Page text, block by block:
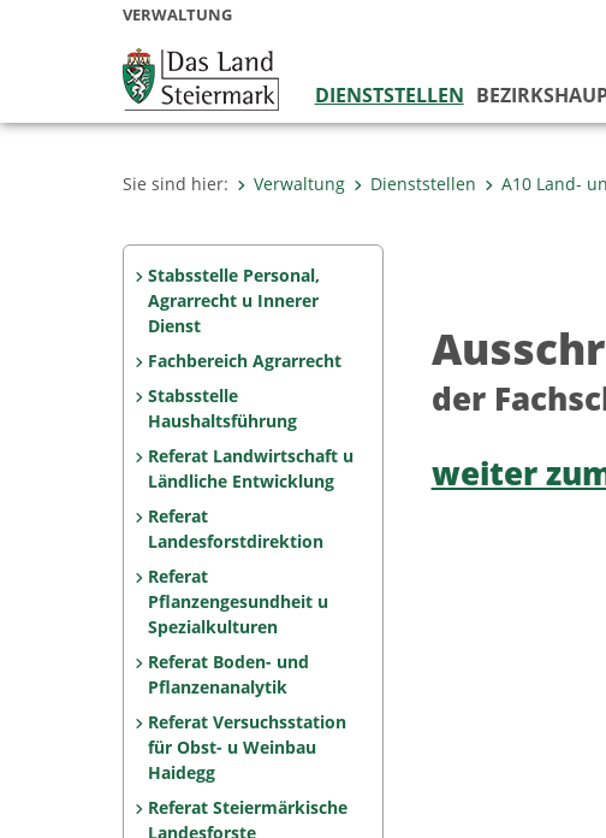
VERWALTUNG
DIENSTSTELLEN
Sie sind hier: Verwaltung Dienststellen A10 Land-
Stabsstelle Personal,
Agrarrecht u Innerer
Dienst
Fachbereich Agrarrecht
Stabsstelle
Haushaltsführung
Referat Landwirtschaft u
Ländliche Entwicklung
Referat
Landesforstdirektion
Referat
Pflanzengesundheit u
Spezialkulturen
Referat Boden- und
Pflanzenanalytik
Referat Versuchsstation
für Obst- u Weinbau
Haidegg
Referat Steiermärkische
Landesforste
der
weiter zum